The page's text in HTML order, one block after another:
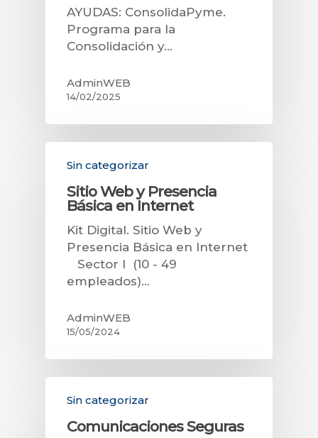
AYUDAS: ConsolidaPyme.
Programa para la
Consolidación y…
AdminWEB
14/02/2025
Sin categorizar
Sitio Web y Presencia
Básica en Internet
Kit Digital. Sitio Web y
Presencia Básica en Internet
Sector I (10 - 49
empleados)…
AdminWEB
15/05/2024
Sin categorizar
Comunicaciones Seguras